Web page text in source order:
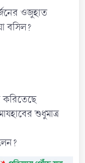
ওজুহাত
বসিল?
করিতেছে
শুধুমাত্র